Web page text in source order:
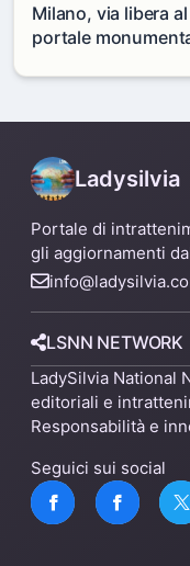
Milano, via libera
portale
Ladysilvia
Portale di
gli aggiornamenti
LSNN NETWORK
LadySilvia National
editoriali e
Responsabilità e
Seguici sui social